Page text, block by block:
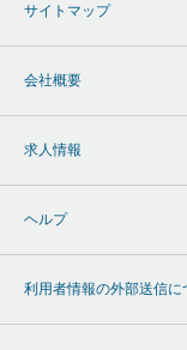
サイトマップ
会社概要
求人情報
ヘルプ
利用者情報の外部送信に